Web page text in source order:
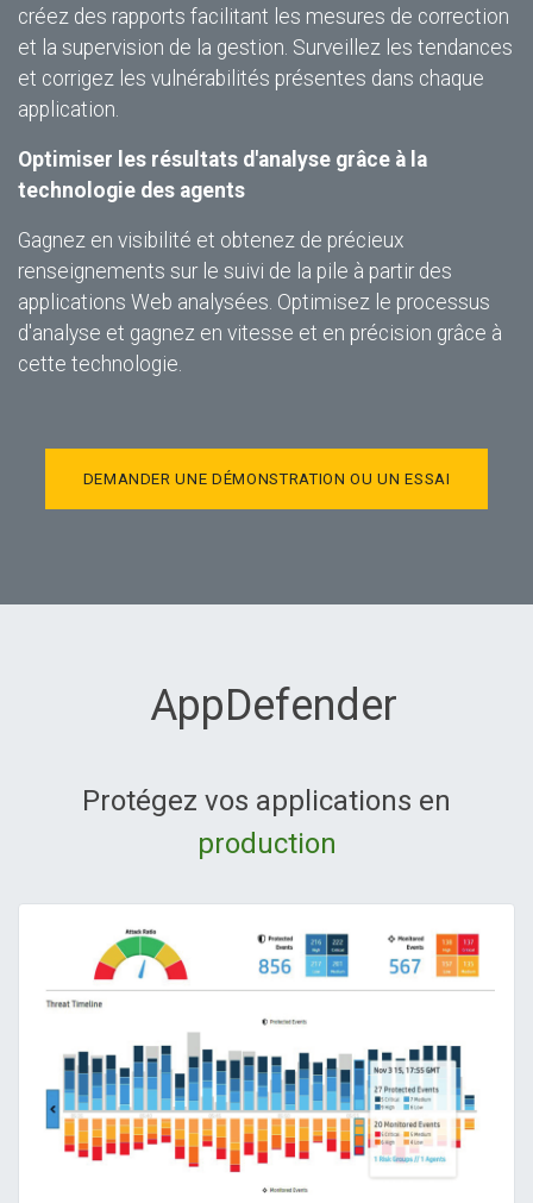
créez des rapports facilitant les mesures de correction
et la supervision de la gestion. Surveillez les tendances
et corrigez les vulnérabilités présentes dans chaque
application.
Optimiser les résultats d'analyse grâce à la
technologie des agents
Gagnez en visibilité et obtenez de précieux
renseignements sur le suivi de la pile à partir des
applications Web analysées. Optimisez le processus
d'analyse et gagnez en vitesse et en précision grâce à
cette technologie.
DEMANDER UNE DÉMONSTRATION OU UN ESSAI
AppDefender
Protégez vos applications en
production